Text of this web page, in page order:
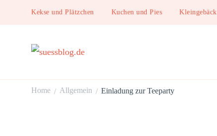
Kekse und Plätzchen Kuchen und Pies
Home / Allgemein / Einladung zur Teeparty